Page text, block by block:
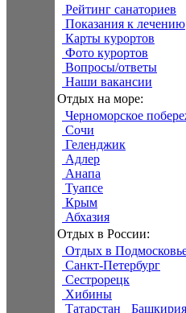
Рейтинг санаториев
Показания к лечению
Карты курортов
Фото курортов
Вопросы/ответы
Наши вакансии
Отдых на море:
Черноморское
Сочи
Геленджик
Адлер
Анапа
Туапсе
Крым
Абхазия
Отдых в России:
Отдых в
Санкт-Петербург
Сестрорецк
Хибины
Татарстан
Башкирия